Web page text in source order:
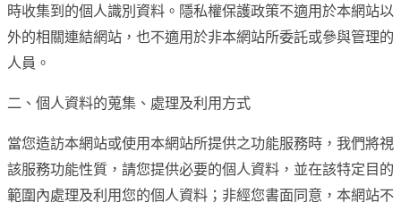
時收集到的個人識別資料。隱私權保護政策不適用於本網站以
外的相關連結網站，也不適用於非本網站所委託或參與管理的
人員。
二、個人資料的蒐集、處理及利用方式
當您造訪本網站或使用本網站所提供之功能服務時，我們將視
該服務功能性質，請您提供必要的個人資料，並在該特定目的
範圍內處理及利用您的個人資料；非經您書面同意，本網站不